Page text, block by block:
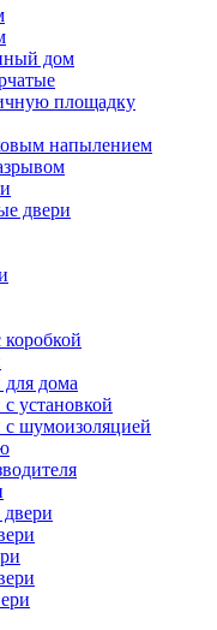
дом
площадку
напылением
двери
дома
установкой
с шумоизоляцией